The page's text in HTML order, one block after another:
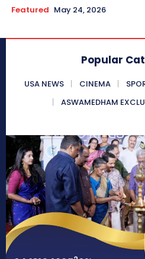
Featured May 24, 2026
Popular
USA NEWS CINEMA
ASWAMEDHAM